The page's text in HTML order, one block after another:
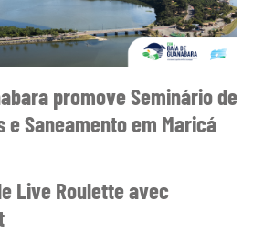
promove Seminário de
e Saneamento em Maricá
Live Roulette avec